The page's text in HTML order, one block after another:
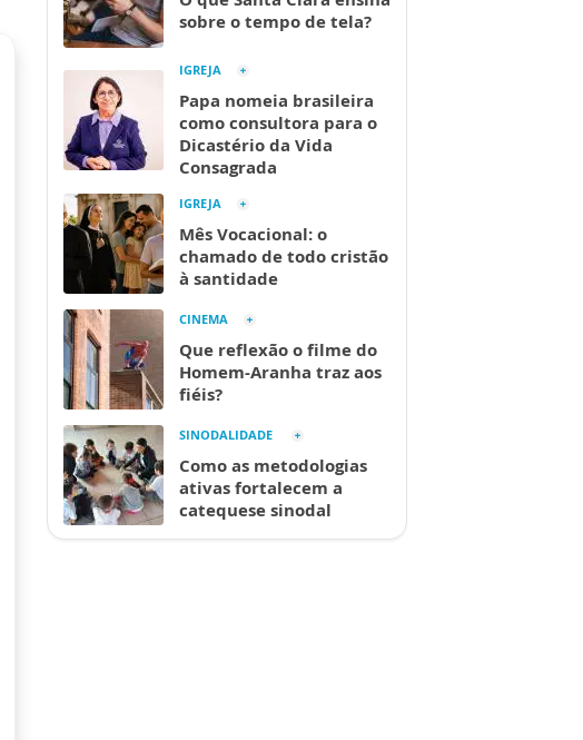
sobre o tempo de tela?
IGREJA
Papa nomeia brasileira
como consultora para o
Dicastério da Vida
Consagrada
IGREJA
Mês Vocacional: o
chamado de todo cristão
à santidade
CINEMA
Que reflexão o filme do
Homem-Aranha traz aos
fiéis?
SINODALIDADE
Como as metodologias
ativas fortalecem a
catequese sinodal